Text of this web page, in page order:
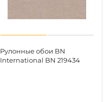
Рулонные обои BN
International BN 219434